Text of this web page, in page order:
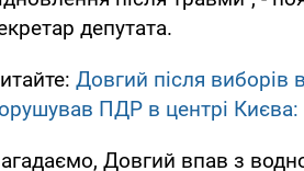
депутата.
Довгий після виборів
ПДР в центрі Києва:
Довгий впав з